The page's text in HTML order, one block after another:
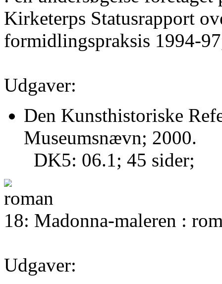
Kirketerps Statusrapport
formidlingspraksis 1994-
Udgaver:
Den Kunsthistoriske
Museumsnævn; 2000.
DK5: 06.1; 45 sider;
18: Madonna-maleren :
Udgaver: